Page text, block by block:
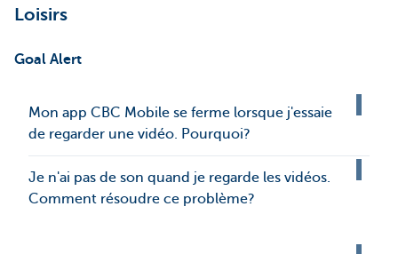
Loisirs
Goal Alert
Mon app CBC Mobile se ferme lorsque j'essaie
de regarder une vidéo. Pourquoi?
Je n'ai pas de son quand je regarde les vidéos.
Comment résoudre ce problème?